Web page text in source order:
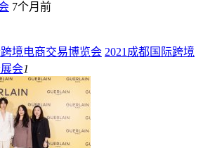
7个月前
2021成都国际跨境
展会1